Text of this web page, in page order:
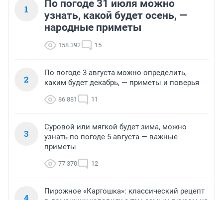
1
По погоде 31 июля можно
узнать, какой будет осень, —
народные приметы
158 392 15
2
По погоде 3 августа можно определить,
каким будет декабрь, — приметы и поверья
86 881 11
3
Суровой или мягкой будет зима, можно
узнать по погоде 5 августа — важные
приметы
77 370 12
4
Пирожное «Картошка»: классический рецепт